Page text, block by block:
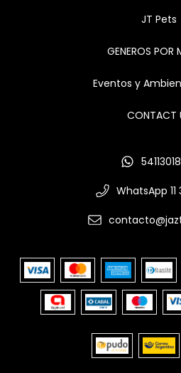
JT Pets
GENEROS POR
Eventos y
CONTACT
WhatsApp 11